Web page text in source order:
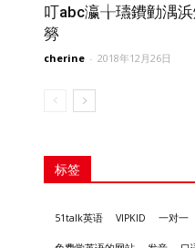
叮abc瀛╁瓙鐨勭湡
簩
cherine - 2018年12月26日
标签
51talk英语 VIPKID 一对一